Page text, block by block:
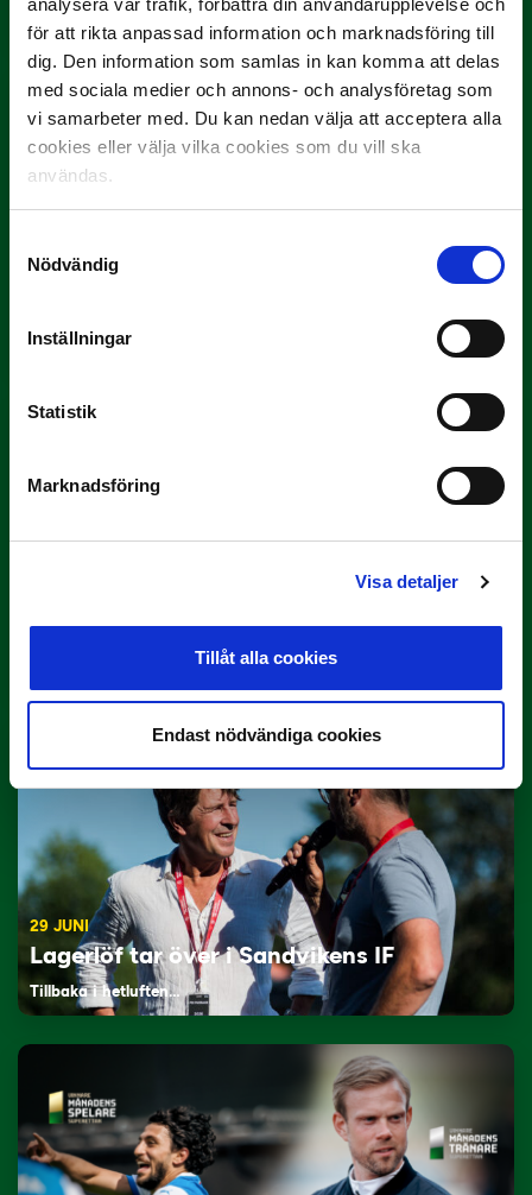
analysera vår trafik, förbättra din användarupplevelse och
för att rikta anpassad information och marknadsföring till
dig. Den information som samlas in kan komma att delas
med sociala medier och annons- och analysföretag som
vi samarbeter med. Du kan nedan välja att acceptera alla
cookies eller välja vilka cookies som du vill ska
användas.
Nödvändig
Inställningar
Statistik
Marknadsföring
Visa detaljer
Tillåt alla cookies
Endast nödvändiga cookies
Slog till i…
3 JULI
Yttrar gör…
Rösta på Månadens Tränare i juni
29 JUNI
Lagerlöf tar över i Sandvikens IF
Tillbaka i hetluften…